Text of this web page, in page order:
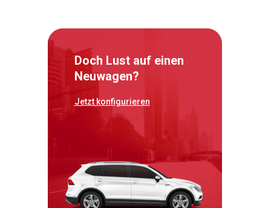
Doch Lust auf einen
Neuwagen?
Jetzt konfigurieren